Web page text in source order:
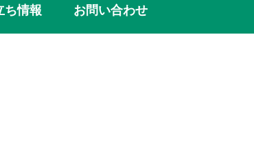
ち情報 お問い合わせ